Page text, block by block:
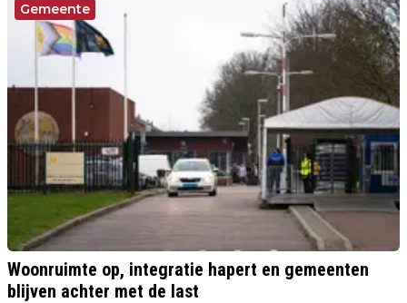
Gemeente
Woonruimte op, integratie hapert en gemeenten
blijven achter met de last